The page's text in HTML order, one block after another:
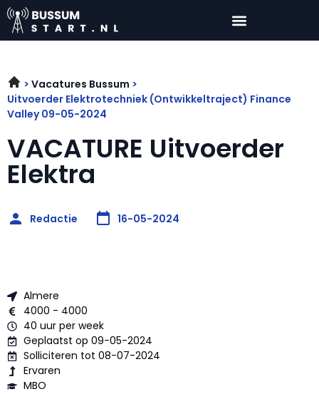
Vacatures Bussum
Uitvoerder Elektrotechniek (Ontwikkeltraject) Finance
Valley 09-05-2024
VACATURE Uitvoerder
Elektra
Redactie 16-05-2024
Almere
4000 - 4000
40 uur per week
Geplaatst op 09-05-2024
Solliciteren tot 08-07-2024
Ervaren
MBO